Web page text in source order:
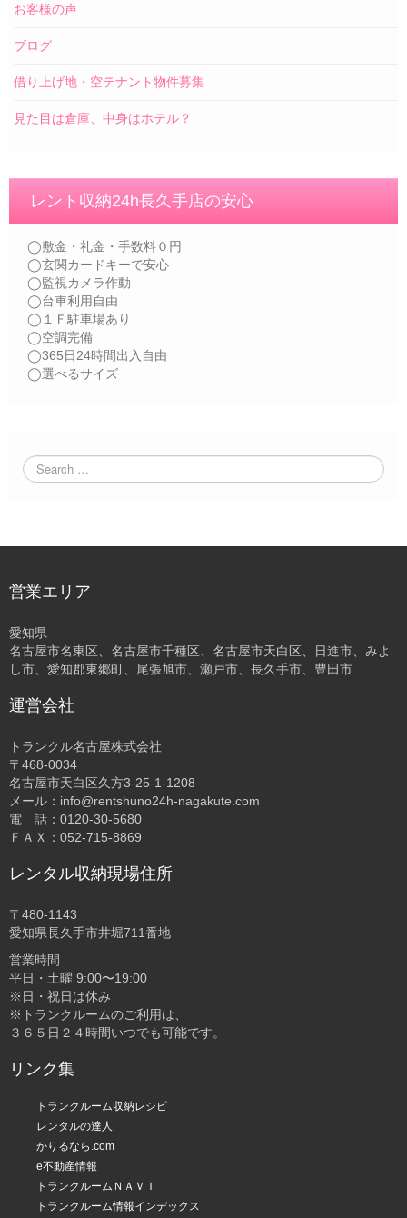
お客様の声
ブログ
借り上げ地・空テナント物件募集
見た目は倉庫、中身はホテル？
レント収納24h長久手店の安心
◯敷金・礼金・手数料０円
◯玄関カードキーで安心
◯監視カメラ作動
◯台車利用自由
◯１Ｆ駐車場あり
◯空調完備
◯365日24時間出入自由
◯選べるサイズ
営業エリア
愛知県
名古屋市名東区、名古屋市千種区、名古屋市天白区、日進市、みよ
し市、愛知郡東郷町、尾張旭市、瀬戸市、長久手市、豊田市
運営会社
トランクル名古屋株式会社
〒468-0034
名古屋市天白区久方3-25-1-1208
メール：info@rentshuno24h-nagakute.com
電 話：0120-30-5680
ＦＡＸ：052-715-8869
レンタル収納現場住所
〒480-1143
愛知県長久手市井堀711番地
営業時間
平日・土曜 9:00〜19:00
※日・祝日は休み
※トランクルームのご利用は、
３６５日２４時間いつでも可能です。
リンク集
トランクルーム収納レシピ
レンタルの達人
かりるなら.com
e不動産情報
トランクルームＮＡＶＩ
トランクルーム情報インデックス